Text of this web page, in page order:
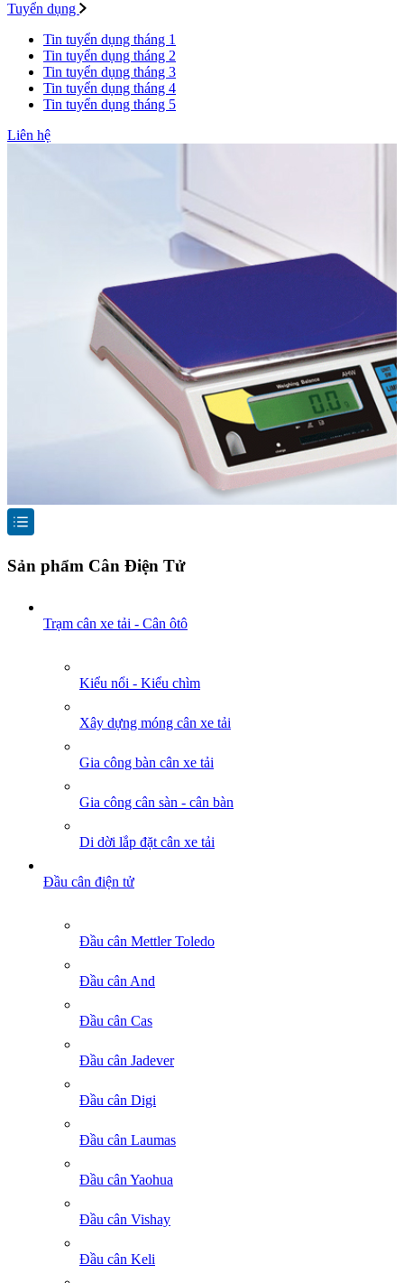
Tuyển dụng
Tin tuyển dụng tháng 1
Tin tuyển dụng tháng 2
Tin tuyển dụng tháng 3
Tin tuyển dụng tháng 4
Tin tuyển dụng tháng 5
Liên hệ
Sản phẩm Cân Điện Tử
Trạm cân xe tải - Cân ôtô
Kiểu nổi - Kiểu chìm
Xây dựng móng cân xe tải
Gia công bàn cân xe tải
Gia công cân sàn - cân bàn
Di dời lắp đặt cân xe tải
Đầu cân điện tử
Đầu cân Mettler Toledo
Đầu cân And
Đầu cân Cas
Đầu cân Jadever
Đầu cân Digi
Đầu cân Laumas
Đầu cân Yaohua
Đầu cân Vishay
Đầu cân Keli